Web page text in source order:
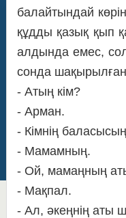
балайтындай
құдды қазық қып
алдында емес,
сонда
- Атың кім?
- Арман.
- Кімнің
- Мамамның.
- Ой, мамаңның
- Мақпал.
- Ал, әкеңнің аты